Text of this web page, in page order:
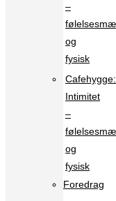
–
og
fysisk
Cafehygge:
Intimitet
–
og
fysisk
Foredrag